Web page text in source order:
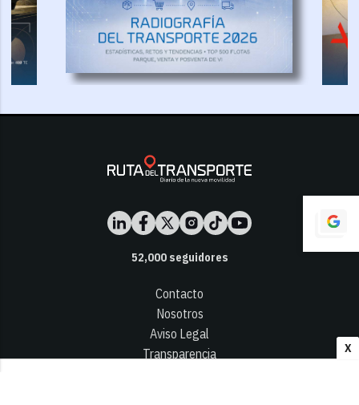
X
52,000seguidores
Contacto
Nosotros
Aviso Legal
Transparencia